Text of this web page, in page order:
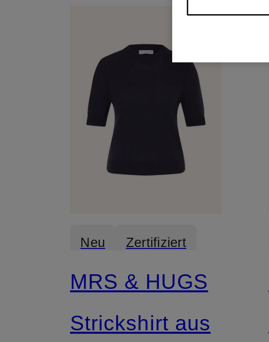
Neu Zertifiziert
MRS & HUGS
Strickshirt aus